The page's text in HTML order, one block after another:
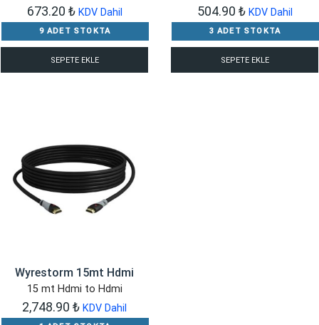
673.20 ₺ KDV Dahil
9 ADET STOKTA
SEPETE EKLE
504.90 ₺ KDV Dahil
3 ADET STOKTA
SEPETE EKLE
Wyrestorm 15mt Hdmi
15 mt Hdmi to Hdmi
2,748.90 ₺ KDV Dahil